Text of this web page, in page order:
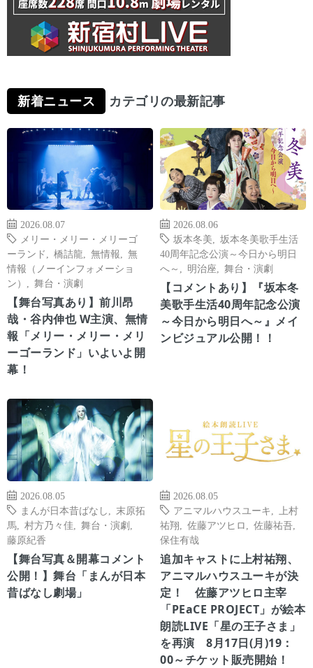
新着ニュース カテゴリの最新記事
2026.08.07
メリー・メリー・メリーゴ
ーランド
橋詰龍 無情報
無
情報（ノーインフォメーショ
ン）
舞台・演劇
【舞台写真あり】前川昂
哉・谷内伸也 W主演、無情
報「メリー・メリー・メリ
ーゴーランド」いよいよ開
幕！
2026.08.06
坂本冬美
坂本冬美歌手生活
40周年記念公演～今日から明日
へ～
明治座 舞台・演劇
【コメントあり】『坂本冬
美歌手生活40周年記念公演
～今日から明日へ～』メイ
ンビジュアル公開！！
2026.08.05
まんが日本昔ばなし
末原拓
馬
村方乃々佳 舞台・演劇
藤原紀香
【舞台写真＆開幕コメント
公開！】舞台「まんが日本
昔ばなし劇場」
2026.08.05
アニマルハウスユーキ
上村
祐翔
佐藤アツヒロ 佐藤祐吾
保住有哉
追加キャストに上村祐翔、
アニマルハウスユーキが決
定！ 佐藤アツヒロ主宰
「PEaCE PROJECT」が絵本
朗読LIVE「星の王子さま」
を再演 8月17日(月)19：
00～チケット販売開始！